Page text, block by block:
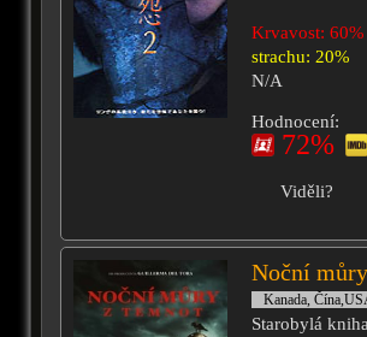
Krvavost: 60%
strachu: 20%
N/A
Hodnocení:
72%
Viděli?
Noční
Kanada,
Starobylá